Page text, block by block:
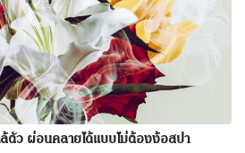
ตัว ผ่อนคลายได้แบบไม่ต้องง้อสปา